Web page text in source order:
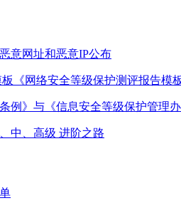
意网址和恶意IP公布
《网络安全等级保护测评报告模板
例》与《信息安全等级保护管理办
中、高级 进阶之路